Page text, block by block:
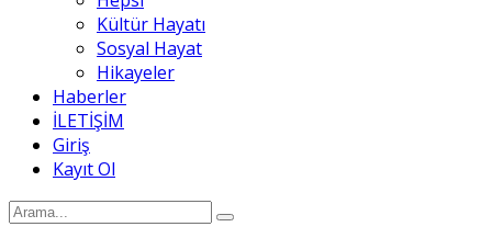
Kültür Hayatı
Sosyal Hayat
Hikayeler
Haberler
İLETİŞİM
Giriş
Kayıt Ol